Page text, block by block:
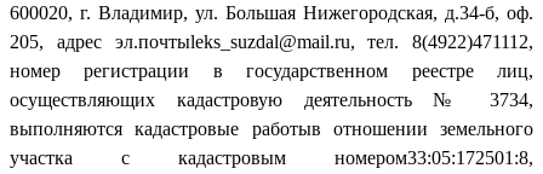
600020, г. Владимир, ул. Большая Нижегородская, д.34-б, оф.
205, адрес эл.почтыleks_suzdal@mail.ru, тел. 8(4922)471112,
номер регистрации в государственном реестре лиц,
осуществляющих кадастровую деятельность № 3734,
выполняются кадастровые работыв отношении земельного
участка с кадастровым номером33:05:172501:8,